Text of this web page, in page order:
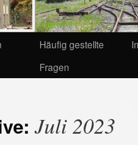
Häufig gestellte
Fragen
Juli 2023